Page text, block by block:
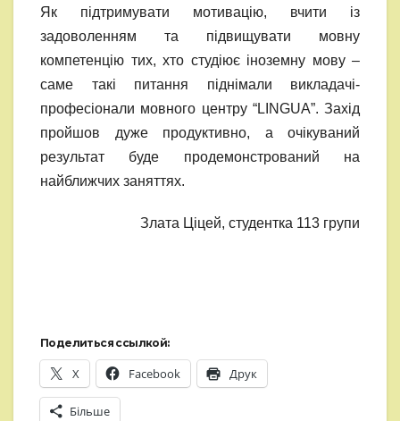
Як підтримувати мотивацію, вчити із
задоволенням та підвищувати мовну
компетенцію тих, хто студіює іноземну мову –
саме такі питання піднімали викладачі-
професіонали мовного центру “LINGUA”. Захід
пройшов дуже продуктивно, а очікуваний
результат буде продемонстрований на
найближчих заняттях.
Злата Ціцей, студентка 113 групи
Поделиться ссылкой:
X Facebook Друк
Більше